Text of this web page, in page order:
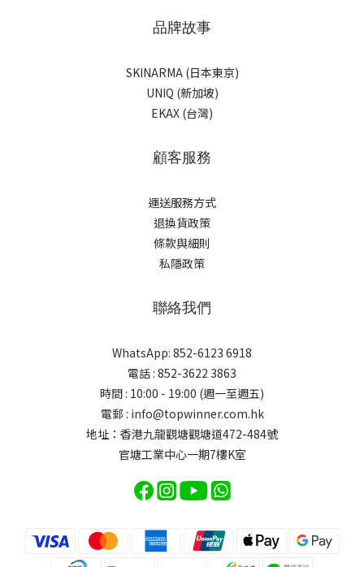
品牌故事
SKINARMA (日本東京)
UNIQ (新加坡)
EKAX (台灣)
顧客服務
運送服務方式
退換貨政策
條款與細則
私隱政策
聯絡我們
WhatsApp: 852-6123 6918
電話 : 852-3622 3863
時間 : 10:00 - 19:00 (週一至週五)
電郵 : info@topwinner.com.hk
地址：香港九龍觀塘觀塘道472-484號
官塘工業中心一期7樓K室